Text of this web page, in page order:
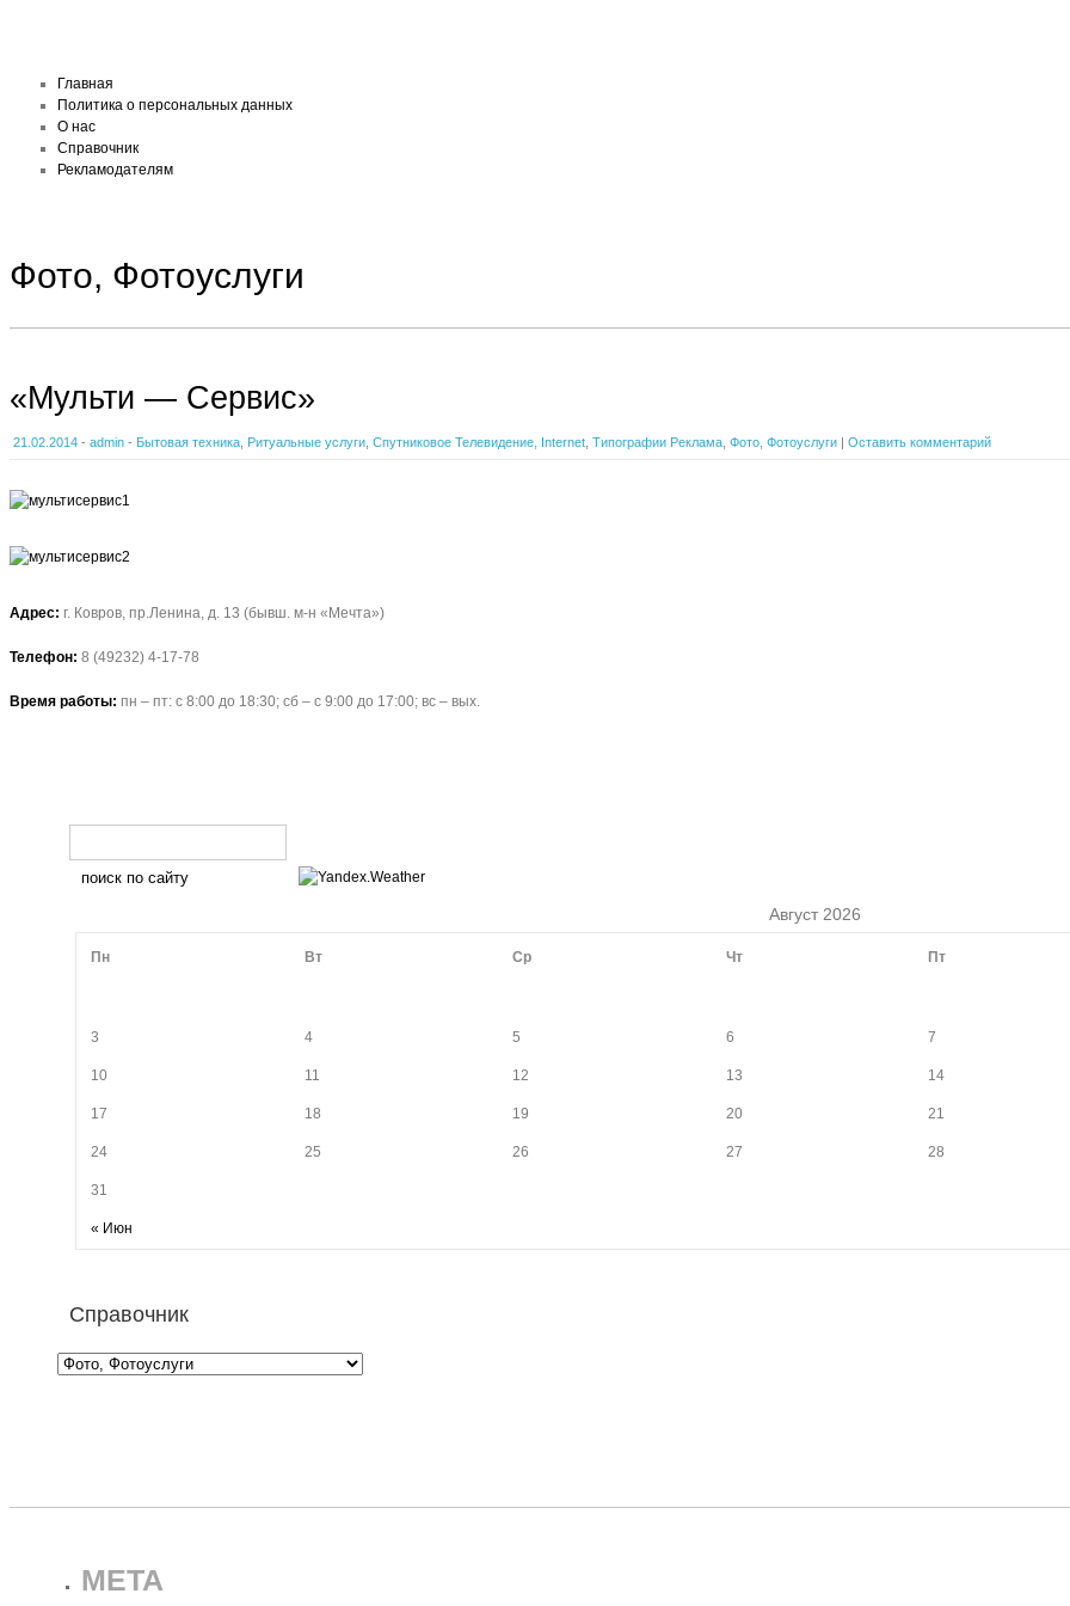
Главная
Политика о персональных данных
О нас
Справочник
Рекламодателям
Фото, Фотоуслуги
«Мульти — Сервис»
21.02.2014 - admin - Бытовая техника Ритуальные услуги Спутниковое Телевидение, Internet Типографии Реклама Фото, Фотоуслуги | Оставить комментарий
Адрес: г. Ковров, пр.Ленина, д. 13 (бывш. м-н «Мечта»)
Телефон: 8 (49232) 4-17-78
Время работы: пн – пт: с 8:00 до 18:30; сб – с 9:00 до 17:00; вс – вых.
Август 2026
Пн Вт Ср Чт Пт
« Июн
3 4 5 6 7
10 11 12 13 14
17 18 19 20 21
24 25 26 27 28
31
Справочник
META